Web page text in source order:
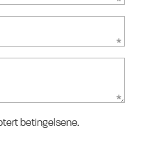
betingelsene.